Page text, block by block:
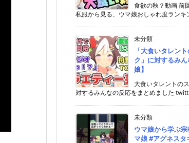
食欲の秋？動画 前
私服から見る、ウマ娘おしゃれ度ランキ
未分類
「大食いタレン
ク」に対するみ
娘】
大食いタレントの
対するみんなの反応をまとめました twitt
未分類
ウマ娘から学ぶ
マ娘 #アグネスタ